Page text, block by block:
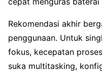
Rekomendasi akhir
penggunaan. Untuk
fokus, kecepatan
suka multitasking,